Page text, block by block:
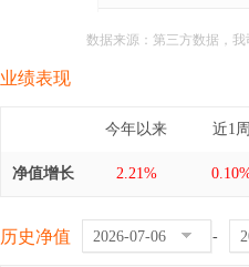
数据来源：第三方数据，
业绩表现
今年以来 近1周
净值增长 2.21%
历史净值 -